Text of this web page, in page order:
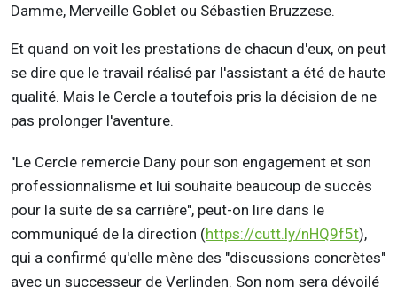
Damme, Merveille Goblet ou Sébastien Bruzzese.
Et quand on voit les prestations de chacun d'eux, on peut
se dire que le travail réalisé par l'assistant a été de haute
qualité. Mais le Cercle a toutefois pris la décision de ne
pas prolonger l'aventure.
"Le Cercle remercie Dany pour son engagement et son
professionnalisme et lui souhaite beaucoup de succès
pour la suite de sa carrière", peut-on lire dans le
communiqué de la direction (https://cutt.ly/nHQ9f5t),
qui a confirmé qu'elle mène des "discussions concrètes"
avec un successeur de Verlinden. Son nom sera dévoilé